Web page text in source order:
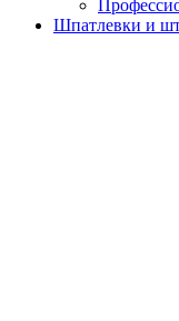
Шпатлевки и